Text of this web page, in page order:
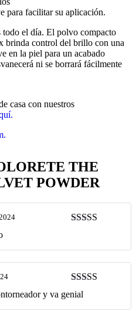
para facilitar su aplicación.
el día. El polvo compacto
brinda control del brillo con una
en la piel para un acabado
ni se borrará fácilmente
casa con nuestros
THE
POWDER
Valorado con
5de 5
y va genial